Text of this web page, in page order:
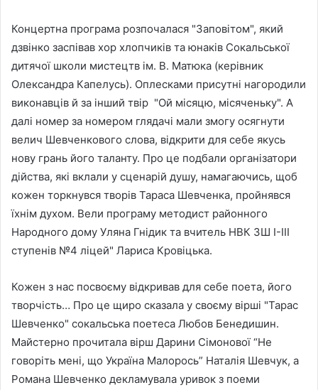
Концертна програма розпочалася "Заповітом", який
дзвінко заспівав хор хлопчиків та юнаків Сокальської
дитячої школи мистецтв ім. В. Матюка (керівник
Олександра Капелусь). Оплесками присутні нагородили
виконавців й за інший твір "Ой місяцю, місяченьку". А
далі номер за номером глядачі мали змогу осягнути
велич Шевченкового слова, відкрити для себе якусь
нову грань його таланту. Про це подбали організатори
дійства, які вклали у сценарій душу, намагаючись, щоб
кожен торкнувся творів Тараса Шевченка, пройнявся
їхнім духом. Вели програму методист районного
Народного дому Уляна Гнідик та вчитель НВК ЗШ І-ІІІ
ступенів №4 ліцей" Лариса Кровіцька.
Кожен з нас посвоєму відкривав для себе поета, його
творчість… Про це щиро сказала у своєму вірші "Тарас
Шевченко" сокальська поетеса Любов Бенедишин.
Майстерно прочитала вірш Дарини Сімонової “Не
говоріть мені, що Україна Малорось” Наталія Шевчук, а
Романа Шевченко декламувала уривок з поеми